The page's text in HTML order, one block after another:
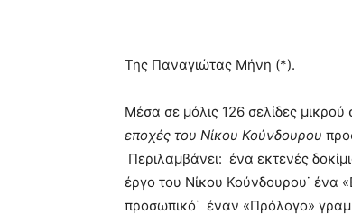
Της Παναγιώτας Μήνη (*).
Μέσα σε μόλις 126 σελίδες
εποχές του Νίκου Κούνδουρου
Περιλαμβάνει: ένα εκτενές
έργο του Νίκου Κούνδουρου˙ ένα
προσωπικό˙ έναν «Πρόλογο»